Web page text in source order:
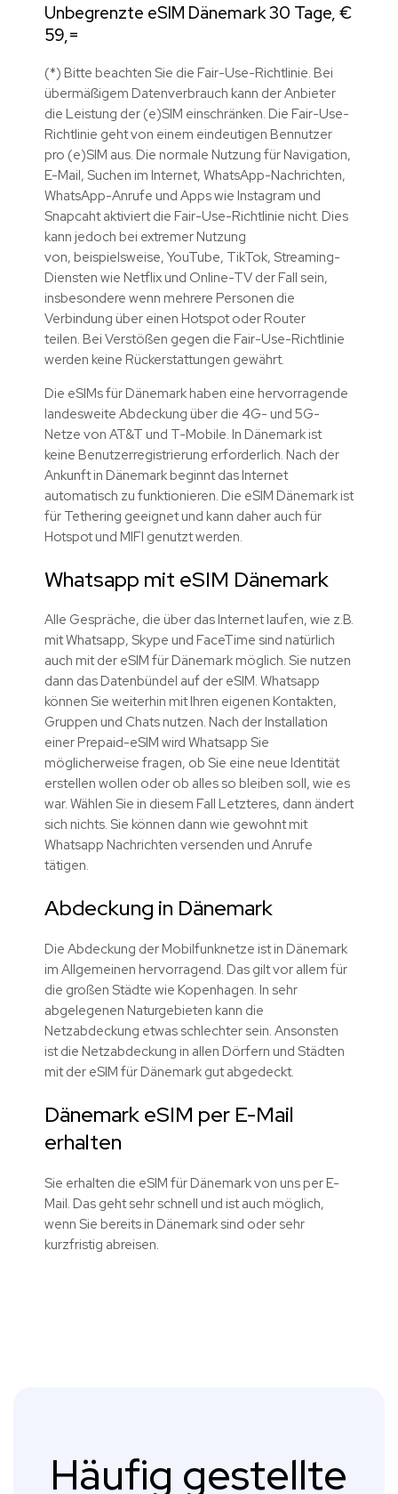
Unbegrenzte eSIM Dänemark 30 Tage, €
59,=
(*) Bitte beachten Sie die Fair-Use-Richtlinie. Bei
übermäßigem Datenverbrauch kann der Anbieter
die Leistung der (e)SIM einschränken. Die Fair-Use-
Richtlinie geht von einem eindeutigen Bennutzer
pro (e)SIM aus. Die normale Nutzung für Navigation,
E-Mail, Suchen im Internet, WhatsApp-Nachrichten,
WhatsApp-Anrufe und Apps wie Instagram und
Snapcaht aktiviert die Fair-Use-Richtlinie nicht. Dies
kann jedoch bei extremer Nutzung
von, beispielsweise, YouTube, TikTok, Streaming-
Diensten wie Netflix und Online-TV der Fall sein,
insbesondere wenn mehrere Personen die
Verbindung über einen Hotspot oder Router
teilen. Bei Verstößen gegen die Fair-Use-Richtlinie
werden keine Rückerstattungen gewährt.
Die eSIMs für Dänemark haben eine hervorragende
landesweite Abdeckung über die 4G- und 5G-
Netze von AT&T und T-Mobile. In Dänemark ist
keine Benutzerregistrierung erforderlich. Nach der
Ankunft in Dänemark beginnt das Internet
automatisch zu funktionieren. Die eSIM Dänemark ist
für Tethering geeignet und kann daher auch für
Hotspot und MIFI genutzt werden.
Whatsapp mit eSIM Dänemark
Alle Gespräche, die über das Internet laufen, wie z.B.
mit Whatsapp, Skype und FaceTime sind natürlich
auch mit der eSIM für Dänemark möglich. Sie nutzen
dann das Datenbündel auf der eSIM. Whatsapp
können Sie weiterhin mit Ihren eigenen Kontakten,
Gruppen und Chats nutzen. Nach der Installation
einer Prepaid-eSIM wird Whatsapp Sie
möglicherweise fragen, ob Sie eine neue Identität
erstellen wollen oder ob alles so bleiben soll, wie es
war. Wählen Sie in diesem Fall Letzteres, dann ändert
sich nichts. Sie können dann wie gewohnt mit
Whatsapp Nachrichten versenden und Anrufe
tätigen.
Abdeckung in Dänemark
Die Abdeckung der Mobilfunknetze ist in Dänemark
im Allgemeinen hervorragend. Das gilt vor allem für
die großen Städte wie Kopenhagen. In sehr
abgelegenen Naturgebieten kann die
Netzabdeckung etwas schlechter sein. Ansonsten
ist die Netzabdeckung in allen Dörfern und Städten
mit der eSIM für Dänemark gut abgedeckt.
Dänemark eSIM per E-Mail
erhalten
Sie erhalten die eSIM für Dänemark von uns per E-
Mail. Das geht sehr schnell und ist auch möglich,
wenn Sie bereits in Dänemark sind oder sehr
kurzfristig abreisen.
Häufig gestellte